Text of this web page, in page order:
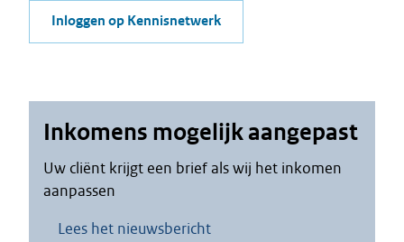
Inloggen op Kennisnetwerk
Inkomens mogelijk aangepast
Uw cliënt krijgt een brief als wij het inkomen
aanpassen
Lees het nieuwsbericht